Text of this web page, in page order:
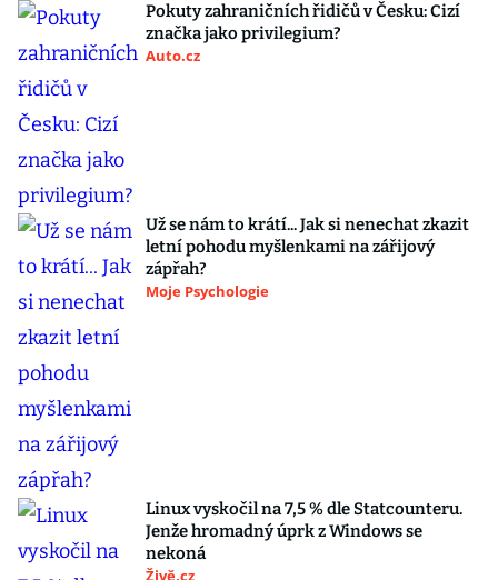
Pokuty zahraničních řidičů v Česku: Cizí
značka jako privilegium?
Auto.cz
Už se nám to krátí... Jak si nenechat zkazit
letní pohodu myšlenkami na zářijový
zápřah?
Moje Psychologie
Linux vyskočil na 7,5 % dle Statcounteru.
Jenže hromadný úprk z Windows se
nekoná
Živě.cz